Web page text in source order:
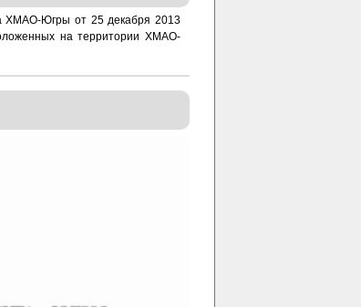
ХМАО-Югры от 25 декабря 2013
на территории ХМАО-